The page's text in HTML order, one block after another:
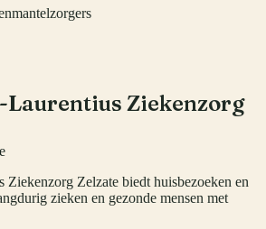
mantelzorgers
Laurentius Ziekenzorg
Ziekenzorg Zelzate biedt huisbezoeken en
zieken en gezonde mensen met